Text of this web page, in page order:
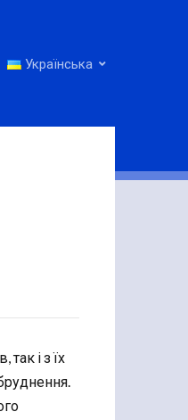
Українська
і з їх